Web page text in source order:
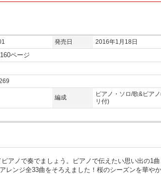
発売日
2016年1月18日
ページ
編成
ピアノ・ソロ/歌&ピア
リ付)
アノで奏でましょう。ピアノで伝えたい思い出の1
ンジ全33曲をそろえました！桜のシーズンを華やか